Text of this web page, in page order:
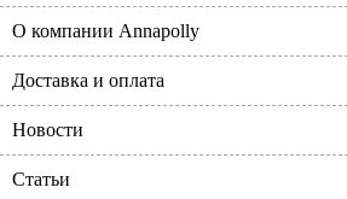
О компании Annapolly
Доставка и оплата
Новости
Статьи